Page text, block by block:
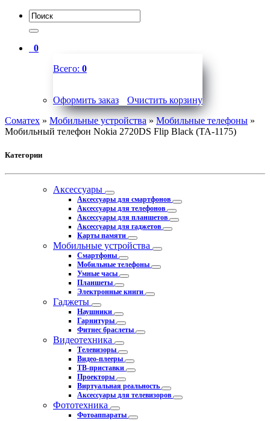
0
Всего: 0
Оформить заказ
Очистить корзину
Соматех » Мобильные устройства»Мобильные телефоны »
Мобильный телефон Nokia 2720DS Flip Black (TA-1175)
Категории
Аксессуары
Аксессуары для смартфонов
Аксессуары для телефонов
Аксессуары для планшетов
Аксессуары для гаджетов
Карты памяти
Мобильные устройства
Смартфоны
Мобильные телефоны
Умные часы
Планшеты
Электронные книги
Гаджеты
Наушники
Гарнитуры
Фитнес браслеты
Видеотехника
Телевизоры
Видео-плееры
ТВ-приставки
Проекторы
Виртуальная реальность
Аксессуары для телевизоров
Фототехника
Фотоаппараты